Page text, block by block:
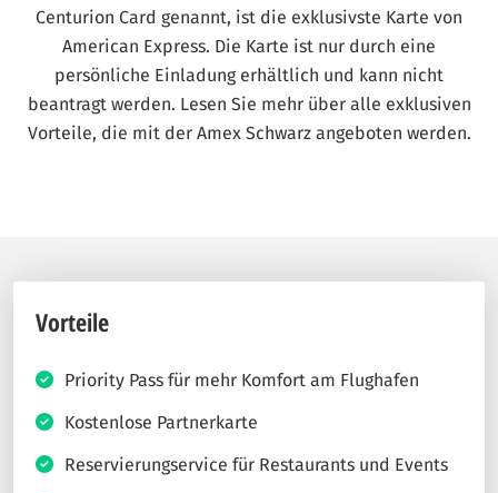
Centurion Card genannt, ist die exklusivste Karte von
American Express. Die Karte ist nur durch eine
persönliche Einladung erhältlich und kann nicht
beantragt werden. Lesen Sie mehr über alle exklusiven
Vorteile, die mit der Amex Schwarz angeboten werden.
Vorteile
Priority Pass für mehr Komfort am Flughafen
Kostenlose Partnerkarte
Reservierungservice für Restaurants und Events